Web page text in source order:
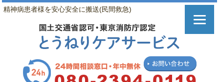
精神病患者様を安心安全に搬送(民間救急)